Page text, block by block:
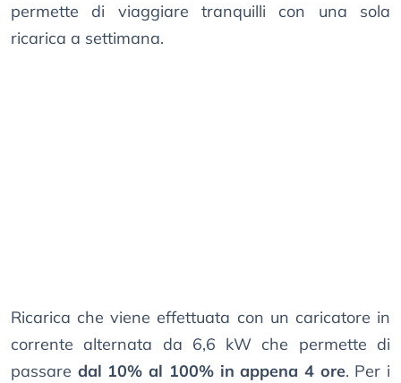
permette di viaggiare tranquilli con una sola
ricarica a settimana.
Ricarica che viene effettuata con un caricatore in
corrente alternata da 6,6 kW che permette di
passare dal 10% al 100% in appena 4 ore. Per i